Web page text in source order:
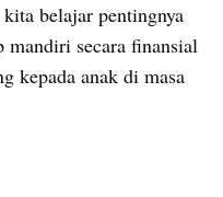
belajar pentingnya
mandiri secara finansial
kepada anak di masa